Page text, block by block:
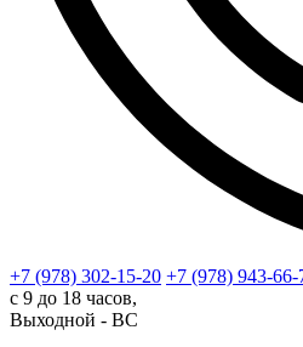
+7 (978) 302-15-20 +7 (978) 943-66-
с 9 до 18 часов,
Выходной - ВС